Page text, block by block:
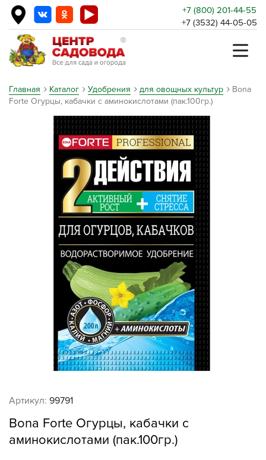
+7 (800) 201-44-55
+7 (3532) 44-05-05
Главная Каталог Удобрения для овощных культур
Bona
Forte Огурцы, кабачки с аминокислотами (пак.100гр.)
Артикул: 99791
Bona Forte Огурцы, кабачки с
аминокислотами (пак.100гр.)